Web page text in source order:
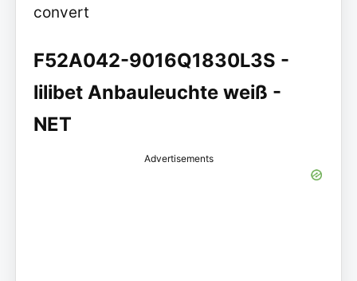
convert
F52A042-9016Q1830L3S -
lilibet Anbauleuchte weiß -
NET
Advertisements